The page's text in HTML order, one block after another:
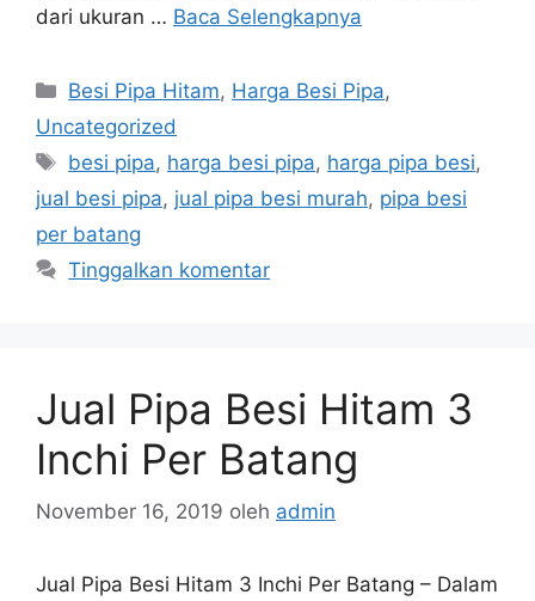
dari ukuran … Baca Selengkapnya
Kategori
Besi Pipa Hitam, Harga Besi Pipa,
Uncategorized
Tag
besi pipa, harga besi pipa, harga pipa besi,
jual besi pipa, jual pipa besi murah, pipa besi
per batang
Tinggalkan komentar
Jual Pipa Besi Hitam 3
Inchi Per Batang
November 16, 2019 oleh admin
Jual Pipa Besi Hitam 3 Inchi Per Batang – Dalam